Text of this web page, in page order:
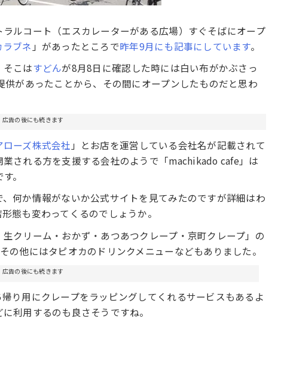
ルコート（エスカレーターがある広場）すぐそばにオープ
ラブネ 」があったところで昨年9月にも記事にしています。
そこはすどんが8月8日に確認した時には白い布がかぶさっ
があったことから、その間にオープンしたものだと思わ
広告の後にも続きます
ローズ株式会社 」とお店を運営している会社名が記載されて
される方を支援する会社のようで「machikado cafe」は
。
何か情報がないか公式サイトを見てみたのですが詳細はわ
態も変わってくるのでしょうか。
クリーム・おかず・あつあつクレープ・京町クレープ」の
他にはタピオカのドリンクメニューなどもありました。
広告の後にも続きます
り用にクレープをラッピングしてくれるサービスもあるよ
利用するのも良さそうですね。